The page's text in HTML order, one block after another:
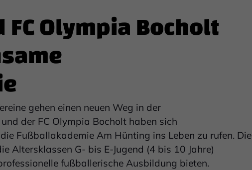
FC Olympia Bocholt
gehen einen neuen Weg in der
der FC Olympia Bocholt haben sich
Fußballakademie Am Hünting ins Leben zu rufen. Die
Altersklassen G- bis E-Jugend (4 bis 10 Jahre)
fußballerische Ausbildung bieten.